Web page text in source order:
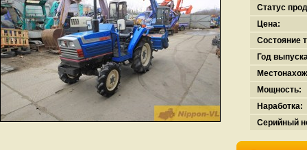
Статус
Цена:
Состояние
Год
Мощность:
Наработка:
Серийный